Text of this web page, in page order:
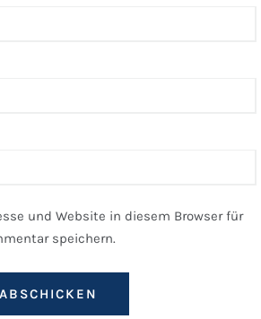
und Website in diesem Browser für
speichern.